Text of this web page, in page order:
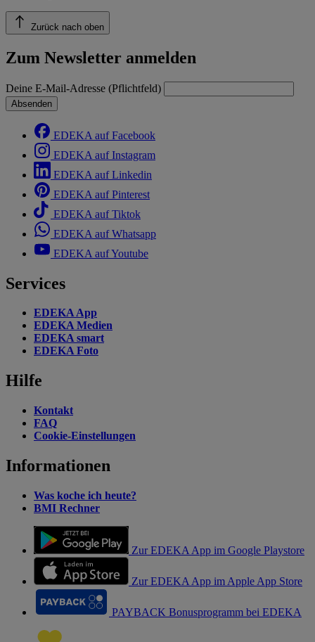
Zurück nach oben
Zum Newsletter anmelden
Deine E-Mail-Adresse (Pflichtfeld)
Absenden
EDEKA auf Facebook
EDEKA auf Instagram
EDEKA auf Linkedin
EDEKA auf Pinterest
EDEKA auf Tiktok
EDEKA auf Whatsapp
EDEKA auf Youtube
Services
EDEKA App
EDEKA Medien
EDEKA smart
EDEKA Foto
Hilfe
Kontakt
FAQ
Cookie-Einstellungen
Informationen
Was koche ich heute?
BMI Rechner
Zur EDEKA App im Google Playstore
Zur EDEKA App im Apple App Store
PAYBACK Bonusprogramm bei EDEKA